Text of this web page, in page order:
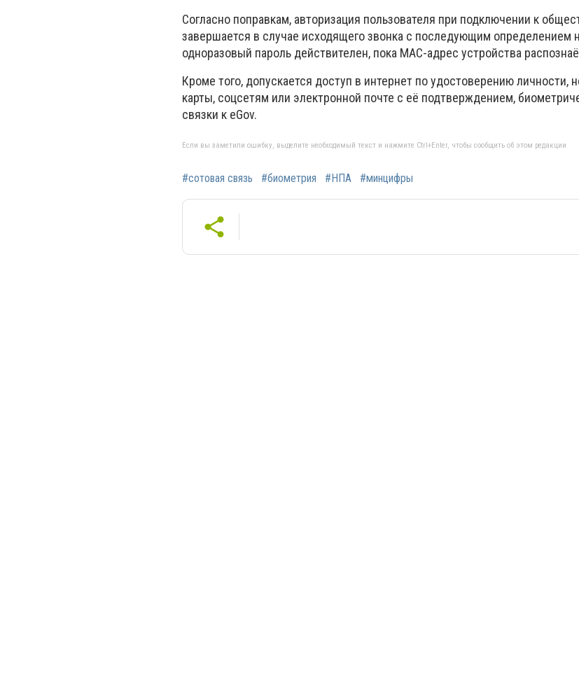
Согласно поправкам, авторизация пользователя при подключении к
завершается в случае исходящего звонка с последующим определением
одноразовый пароль действителен, пока MAC-адрес устройства
Кроме того, допускается доступ в интернет по удостоверению личности,
карты, соцсетям или электронной почте с её подтверждением,
связки к eGov.
Если вы заметили ошибку, выделите необходимый текст и нажмите Ctrl+Enter, чтобы сообщить об этом редакции
#сотовая связь #биометрия #НПА #минцифры